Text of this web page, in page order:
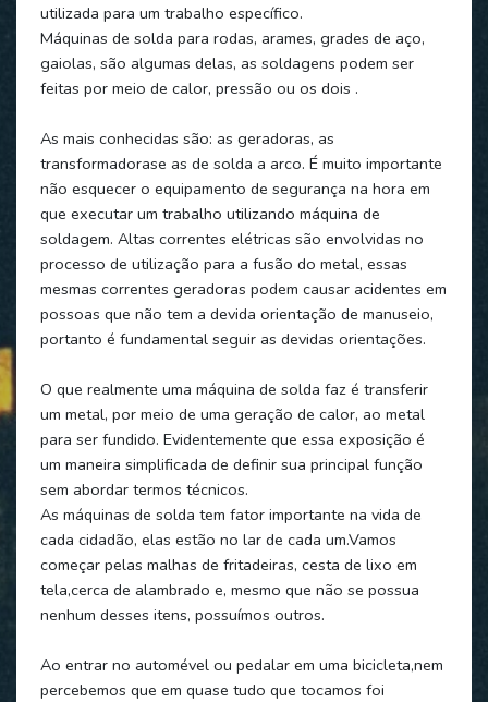
utilizada para um trabalho específico.
Máquinas de solda para rodas, arames, grades de aço,
gaiolas, são algumas delas, as soldagens podem ser
feitas por meio de calor, pressão ou os dois .
As mais conhecidas são: as geradoras, as
transformadorase as de solda a arco. É muito importante
não esquecer o equipamento de segurança na hora em
que executar um trabalho utilizando máquina de
soldagem. Altas correntes elétricas são envolvidas no
processo de utilização para a fusão do metal, essas
mesmas correntes geradoras podem causar acidentes em
possoas que não tem a devida orientação de manuseio,
portanto é fundamental seguir as devidas orientações.
O que realmente uma máquina de solda faz é transferir
um metal, por meio de uma geração de calor, ao metal
para ser fundido. Evidentemente que essa exposição é
um maneira simplificada de definir sua principal função
sem abordar termos técnicos.
As máquinas de solda tem fator importante na vida de
cada cidadão, elas estão no lar de cada um.Vamos
começar pelas malhas de fritadeiras, cesta de lixo em
tela,cerca de alambrado e, mesmo que não se possua
nenhum desses itens, possuímos outros.
Ao entrar no automével ou pedalar em uma bicicleta,nem
percebemos que em quase tudo que tocamos foi